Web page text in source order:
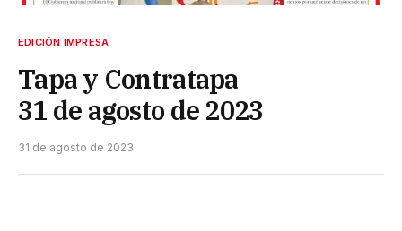
EDICIÓN IMPRESA
Tapa y Contratapa
31 de agosto de 2023
31 de agosto de 2023